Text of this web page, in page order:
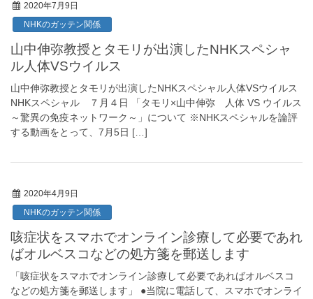
2020年7月9日
NHKのガッテン関係
山中伸弥教授とタモリが出演したNHKスペシャ
ル人体VSウイルス
山中伸弥教授とタモリが出演したNHKスペシャル人体VSウイルス
NHKスペシャル ７月４日 「タモリ×山中伸弥 人体 VS ウイルス
～驚異の免疫ネットワーク～」について ※NHKスペシャルを論評
する動画をとって、7月5日 […]
2020年4月9日
NHKのガッテン関係
咳症状をスマホでオンライン診療して必要であれ
ばオルベスコなどの処方箋を郵送します
「咳症状をスマホでオンライン診療して必要であればオルベスコ
などの処方箋を郵送します」 ●当院に電話して、スマホでオンライ